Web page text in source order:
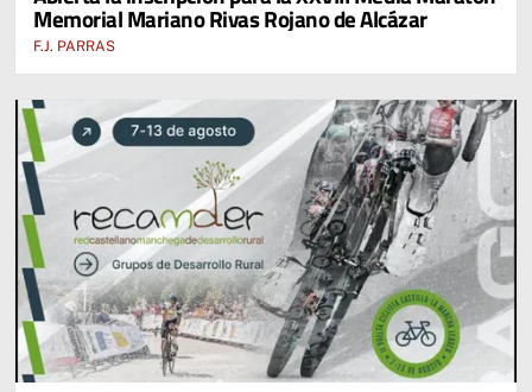
Memorial Mariano Rivas Rojano de Alcázar
F.J. PARRAS